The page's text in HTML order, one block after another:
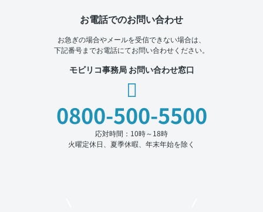
お電話でのお問い合わせ
お急ぎの場合やメールを受信できない場合は、
下記番号までお電話にてお問い合わせください。
モビリコ事務局 お問い合わせ窓口
0800-500-5500
応対時間：10時～18時
火曜定休日、夏季休暇、年末年始を除く